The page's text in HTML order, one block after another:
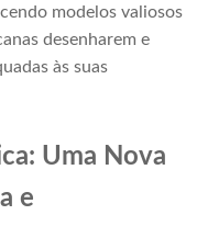
modelos valiosos
desenharem e
às suas
Uma Nova
e